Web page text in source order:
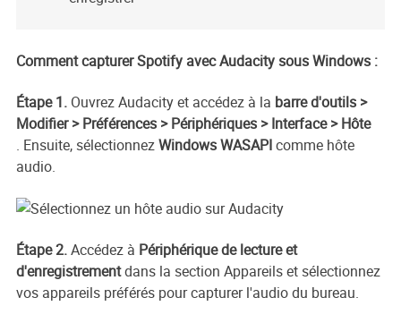
Comment capturer Spotify avec Audacity sous Windows :
Étape 1.Ouvrez Audacity et accédez à la barre d'outils >
Modifier > Préférences > Périphériques > Interface > Hôte
. Ensuite, sélectionnezWindows WASAPIcomme hôte
audio.
Étape 2.Accédez à Périphérique de lecture et
d'enregistrementdans la section Appareils et sélectionnez
vos appareils préférés pour capturer l'audio du bureau.